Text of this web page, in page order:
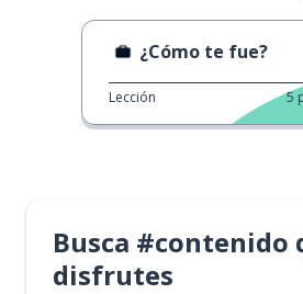
¿Cómo te fue?
Lección 5
Busca #contenido
disfrutes